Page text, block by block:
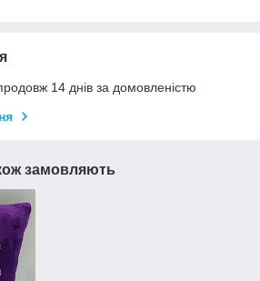
14 днів за домовленістю
замовляють